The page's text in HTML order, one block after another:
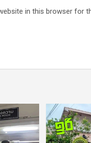
in this browser for